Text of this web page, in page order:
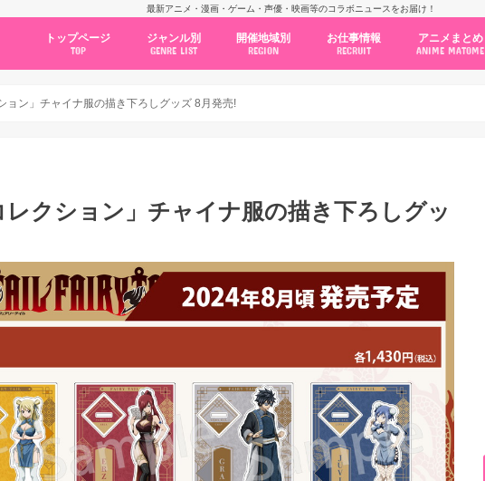
最新アニメ・漫画・ゲーム・声優・映画等のコラボニュースをお届け！
トップページ
TOP
ジャンル別
GENRE LIST
開催地域別
REGION
お仕事情報
RECRUIT
アニメまとめ
ANIME MATOME
ョン」チャイナ服の描き下ろしグッズ 8月発売!
レクション」チャイナ服の描き下ろしグッ